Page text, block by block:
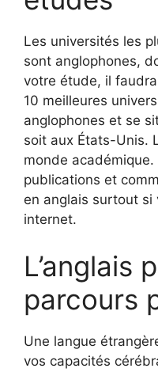
Les universités les
sont anglophones,
votre étude, il
10 meilleures
anglophones et se
soit aux États-Unis.
monde
publications et
en anglais surtout si
internet.
L’anglais
parcours
Une langue
vos capacités